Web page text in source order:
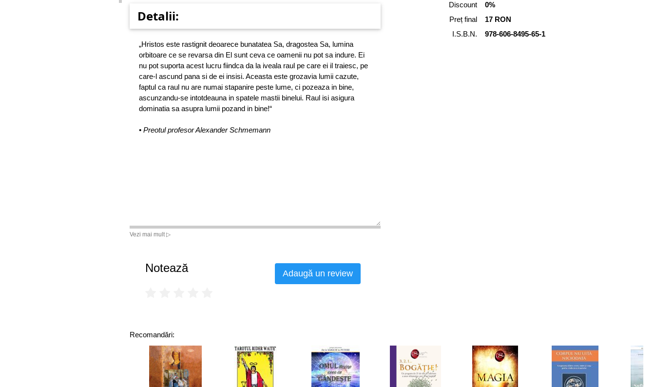
Detalii:
„Hristos este rastignit deoarece bunatatea Sa, dragostea Sa, lumina
orbitoare ce se revarsa din El sunt ceva ce oamenii nu pot sa indure. Ei
nu pot suporta acest lucru fiindca da la iveala raul pe care ei il traiesc, pe
care-l ascund pana si de ei insisi. Aceasta este grozavia lumii cazute,
faptul ca raul nu are numai stapanire peste lume, ci pozeaza in bine,
ascunzandu-se intotdeauna in spatele mastii binelui. Raul isi asigura
dominatia sa asupra lumii pozand in bine!“
• Preotul profesor Alexander Schmemann
Vezi mai mult ▷
Discount
0%
Preț final
17 RON
I.S.B.N.
978-606-8495-65-1
Notează Adaugă un review
Recomandări: